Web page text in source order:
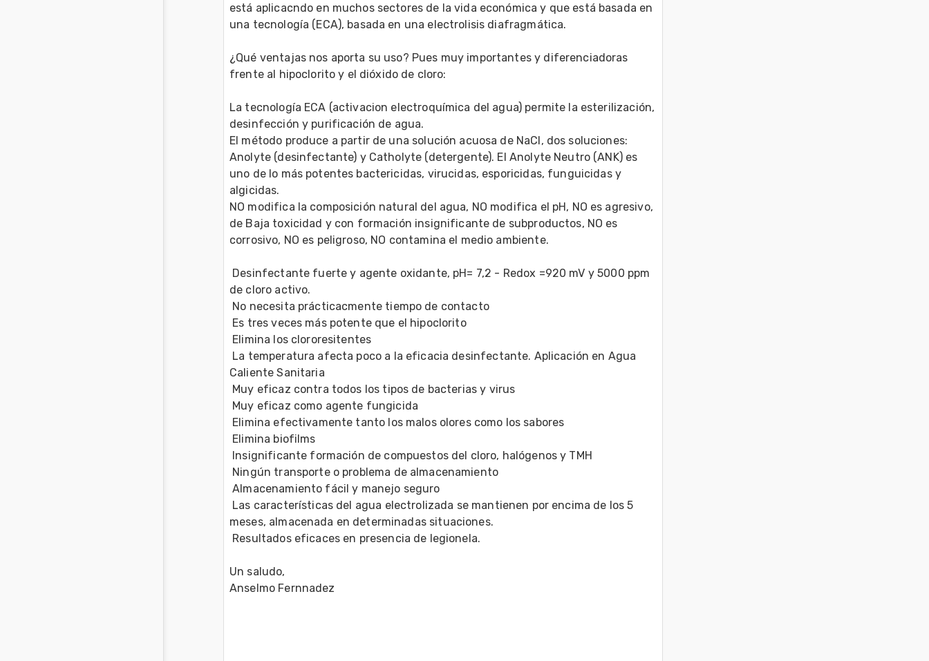
está aplicacndo en muchos sectores de la vida económica y que está basada en
una tecnología (ECA), basada en una electrolisis diafragmática.
¿Qué ventajas nos aporta su uso? Pues muy importantes y diferenciadoras
frente al hipoclorito y el dióxido de cloro:
La tecnología ECA (activacion electroquímica del agua) permite la esterilización,
desinfección y purificación de agua.
El método produce a partir de una solución acuosa de NaCl, dos soluciones:
Anolyte (desinfectante) y Catholyte (detergente). El Anolyte Neutro (ANK) es
uno de lo más potentes bactericidas, virucidas, esporicidas, funguicidas y
algicidas.
NO modifica la composición natural del agua, NO modifica el pH, NO es agresivo,
de Baja toxicidad y con formación insignificante de subproductos, NO es
corrosivo, NO es peligroso, NO contamina el medio ambiente.
de cloro activo.
No necesita prácticacmente tiempo de contacto
Es tres veces más potente que el hipoclorito
Elimina los clororesitentes
Caliente Sanitaria
Muy eficaz contra todos los tipos de bacterias y virus
Muy eficaz como agente fungicida
Elimina efectivamente tanto los malos olores como los sabores
Elimina biofilms
Insignificante formación de compuestos del cloro, halógenos y TMH
Ningún transporte o problema de almacenamiento
Almacenamiento fácil y manejo seguro
meses, almacenada en determinadas situaciones.
Resultados eficaces en presencia de legionela.
Un saludo,
Anselmo Fernnadez